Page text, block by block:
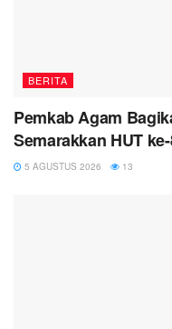
BERITA
Pemkab Agam
Semarakkan HUT
5 AGUSTUS 2026 13